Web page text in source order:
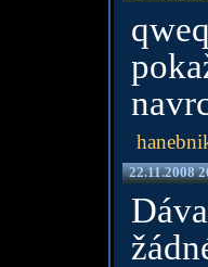
22.11.2008